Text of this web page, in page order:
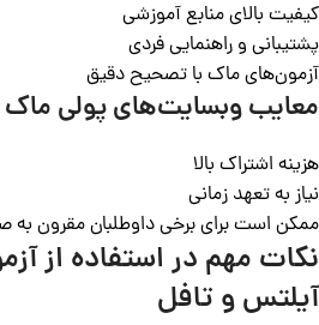
کیفیت بالای منابع آموزشی
پشتیبانی و راهنمایی فردی
آزمون‌های ماک با تصحیح دقیق
معایب وبسایت‌هایپولی
هزینه اشتراک بالا
نیاز به تعهد زمانی
ممکن است برای برخی داوطلبان مقرون به
نکات مهم در استفاده از
آیلتس و تافل